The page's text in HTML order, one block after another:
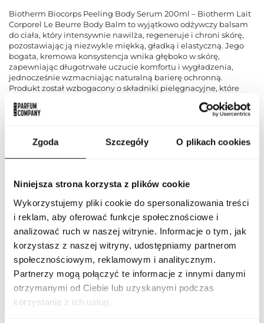
Zgoda Szczegóły O plikach cookies
Niniejsza strona korzysta z plików cookie
Wykorzystujemy pliki cookie do spersonalizowania treści
i reklam, aby oferować funkcje społecznościowe i
analizować ruch w naszej witrynie. Informacje o tym, jak
korzystasz z naszej witryny, udostępniamy partnerom
społecznościowym, reklamowym i analitycznym.
Partnerzy mogą połączyć te informacje z innymi danymi
otrzymanymi od Ciebie lub uzyskanymi podczas
korzystania z ich usług.
Biotherm Biocorps Peeling Body Serum 200ml – Biotherm Lait
Corporel Le Beurre Body Balm to wyjątkowo odżywczy balsam
do ciała, który intensywnie nawilża, regeneruje i chroni skórę,
pozostawiając ją niezwykle miękką, gładką i elastyczną. Jego
bogata, kremowa konsystencja wnika głęboko w skórę,
zapewniając długotrwałe uczucie komfortu i wygładzenia,
jednocześnie wzmacniając naturalną barierę ochronną.
Produkt został wzbogacony o składniki pielęgnacyjne, które
zdrowy, promienny wygląd. Biotherm Lait Corporel Le Beurre
Body Balm otula ciało subtelnym, relaksującym zapachem,
przyjemne uczucie świeżości i komfortu. Balsam doskonale
idealne rozwiązanie dla osób, które oczekują intensywnego
skóry, gwarantując jej zdrowy wygląd, miękkość i komfort przez
cały dzień.
PARAMETRY
20078390